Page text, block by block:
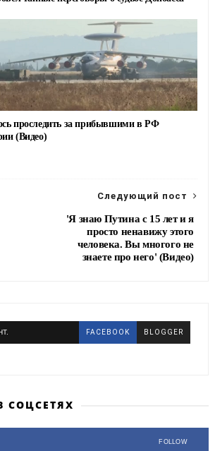
проследить за прибывшими в РФ
(Видео)
Следующий пост
'Я знаю Путина с 15 лет и я
просто ненавижу этого
человека. Вы многого не
знаете про него' (Видео)
FACEBOOK BLOGGER
СОЦСЕТЯХ
FOLLOW